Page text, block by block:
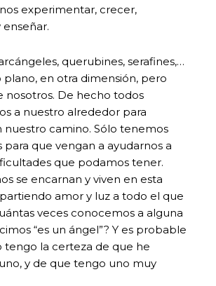
experimentar, crecer,
querubines, serafines,…
plano, en otra dimensión, pero
nosotros. De hecho todos
a nuestro alrededor para
nuestro camino. Sólo tenemos
para que vengan a ayudarnos a
que podamos tener.
se encarnan y viven en esta
amor y luz a todo el que
veces conocemos a alguna
“es un ángel”? Y es probable
tengo la certeza de que he
y de que tengo uno muy